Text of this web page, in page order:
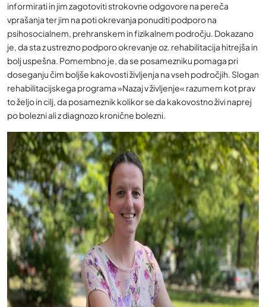
informirati in jim zagotoviti strokovne odgovore na pereča
vprašanja ter jim na poti okrevanja ponuditi podporo na
psihosocialnem, prehranskem in fizikalnem področju. Dokazano
je, da sta z ustrezno podporo okrevanje oz. rehabilitacija hitrejša in
bolj uspešna. Pomembno je, da se posamezniku pomaga pri
doseganju čim boljše kakovosti življenja na vseh področjih. Slogan
rehabilitacijskega programa »Nazaj v življenje« razumem kot prav
to željo in cilj, da posameznik kolikor se da kakovostno živi naprej
po bolezni ali z diagnozo kronične bolezni.